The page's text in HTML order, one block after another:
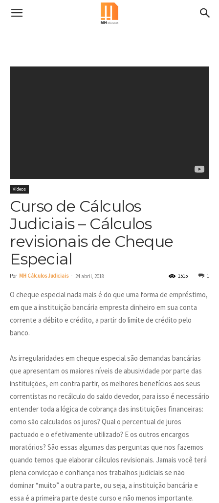
Vídeos
Curso de Cálculos
Judiciais – Cálculos
revisionais de Cheque
Especial
Por MH Cálculos Judiciais - 24 abril, 2018 1
1515
O cheque especial nada mais é do que uma forma de empréstimo,
em que a instituição bancária empresta dinheiro em sua conta
corrente a débito e crédito, a partir do limite de crédito pelo
banco.
As irregularidades em cheque especial são demandas bancárias
que apresentam os maiores níveis de abusividade por parte das
instituições, em contra partir, os melhores benefícios aos seus
correntistas no recálculo do saldo devedor, para isso é necessário
entender toda a lógica de cobrança das instituições financeiras:
como são calculados os juros? Qual o percentual de juros
pactuado e o efetivamente utilizado? E os outros encargos
moratórios? São essas algumas das perguntas que nos fazemos
quando temos que elaborar cálculos revisionais. Jamais você terá
plena convicção e confiança nos trabalhos judiciais se não
dominar “muito” a outra parte, ou seja, a instituição bancária e
essa é a primeira parte deste curso e não menos importante.